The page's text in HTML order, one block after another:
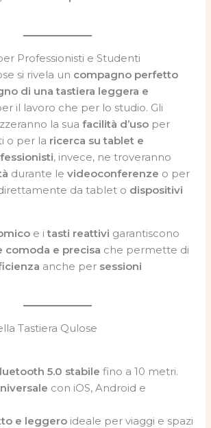
Professionisti e Studenti
si rivela un compagno perfetto
di una tastiera leggera e
il lavoro che per lo studio. Gli
la suafacilità d’uso per
o per la ricerca su tablet e
, invece, ne troveranno
durante levideoconferenze o per
da tablet o dispositivi
e itasti reattivi garantiscono
comoda e precisa che permette di
anche per sessioni
Tastiera Qulose
5.0 stabile fino a 10 metri.
con iOS, Android e
e leggero ideale per viaggi e spazi